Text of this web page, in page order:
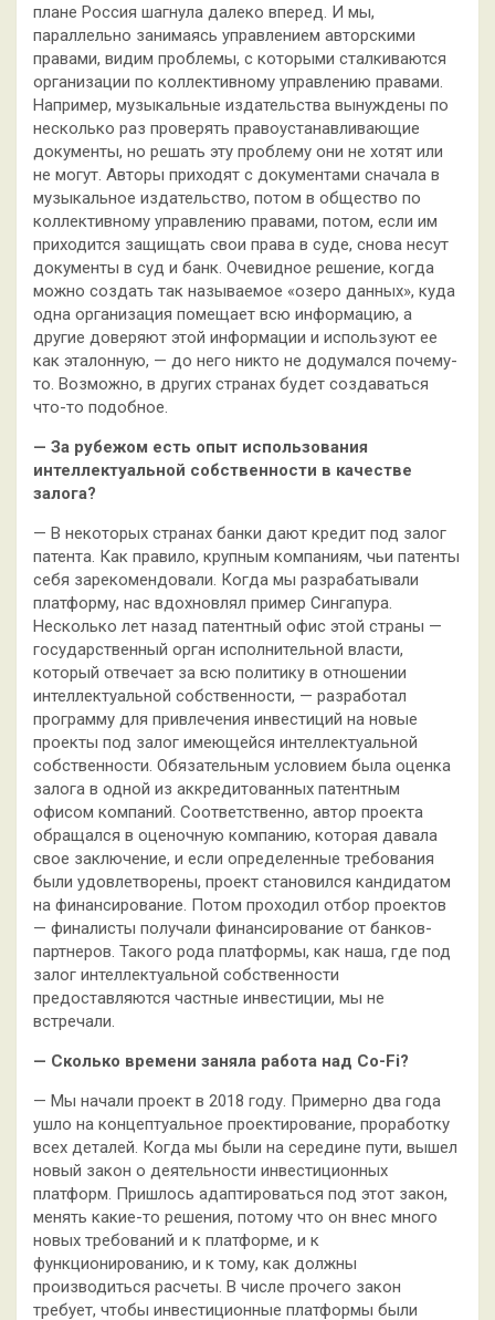
плане Россия шагнула далеко вперед. И мы,
параллельно занимаясь управлением авторскими
правами, видим проблемы, с которыми сталкиваются
организации по коллективному управлению правами.
Например, музыкальные издательства вынуждены по
несколько раз проверять правоустанавливающие
документы, но решать эту проблему они не хотят или
не могут. Авторы приходят с документами сначала в
музыкальное издательство, потом в общество по
коллективному управлению правами, потом, если им
приходится защищать свои права в суде, снова несут
документы в суд и банк. Очевидное решение, когда
можно создать так называемое «озеро данных», куда
одна организация помещает всю информацию, а
другие доверяют этой информации и используют ее
как эталонную, — до него никто не додумался почему-
то. Возможно, в других странах будет создаваться
что-то подобное.
— За рубежом есть опыт использования
интеллектуальной собственности в качестве
залога?
— В некоторых странах банки дают кредит под залог
патента. Как правило, крупным компаниям, чьи патенты
себя зарекомендовали. Когда мы разрабатывали
платформу, нас вдохновлял пример Сингапура.
Несколько лет назад патентный офис этой страны —
государственный орган исполнительной власти,
который отвечает за всю политику в отношении
интеллектуальной собственности, — разработал
программу для привлечения инвестиций на новые
проекты под залог имеющейся интеллектуальной
собственности. Обязательным условием была оценка
залога в одной из аккредитованных патентным
офисом компаний. Соответственно, автор проекта
обращался в оценочную компанию, которая давала
свое заключение, и если определенные требования
были удовлетворены, проект становился кандидатом
на финансирование. Потом проходил отбор проектов
— финалисты получали финансирование от банков-
партнеров. Такого рода платформы, как наша, где под
залог интеллектуальной собственности
предоставляются частные инвестиции, мы не
встречали.
— Сколько времени заняла работа над Co-Fi?
— Мы начали проект в 2018 году. Примерно два года
ушло на концептуальное проектирование, проработку
всех деталей. Когда мы были на середине пути, вышел
новый закон о деятельности инвестиционных
платформ. Пришлось адаптироваться под этот закон,
менять какие-то решения, потому что он внес много
новых требований и к платформе, и к
функционированию, и к тому, как должны
производиться расчеты. В числе прочего закон
требует, чтобы инвестиционные платформы были